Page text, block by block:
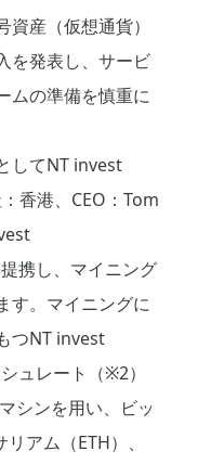
産（仮想通貨）
を発表し、サービ
ムの準備を慎重に
してNT invest
香港、CEO：Tom
携し、マイニング
す。マイニングに
つNT invest
ュレート（※2）
シンを用い、ビッ
アム（ETH）、